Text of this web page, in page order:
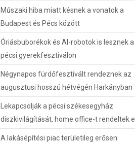
Műszaki hiba miatt késnek a vonatok a
Budapest és Pécs között
Óriásbuborékok és AI-robotok is lesznek a
pécsi gyerekfesztiválon
Négynapos fürdőfesztivált rendeznek az
augusztusi hosszú hétvégén Harkányban
Lekapcsolják a pécsi székesegyház
díszkivilágítását, home office-t rendeltek el
A lakásépítési piac területileg erősen